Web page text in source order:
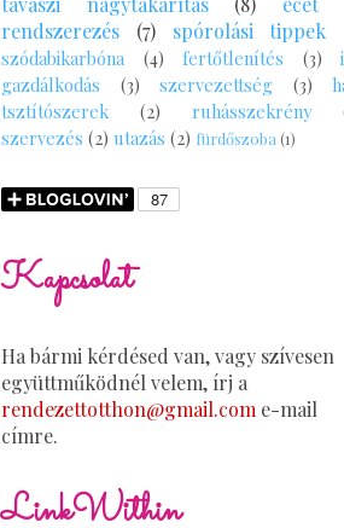
rendszerezés
(7) spórolási tippek
szódabikarbóna (4) fertőtlenítés (3)
gazdálkodás
(3) szervezettség (3)
tsztítószerek
(2) ruhásszekrény
szervezés (2) utazás (2) fürdőszoba (1)
Kapcsolat
Ha bármi kérdésed van, vagy szívesen
együttműködnél velem, írj a
rendezettotthon@gmail.com e-mail
címre.
LinkWithin